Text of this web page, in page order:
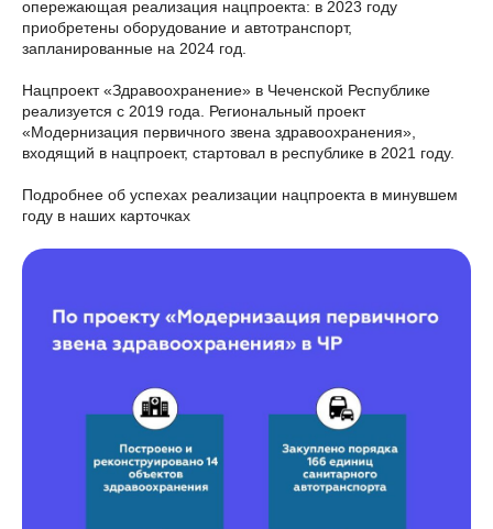
опережающая реализация нацпроекта: в 2023 году
приобретены оборудование и автотранспорт,
запланированные на 2024 год.
Нацпроект «Здравоохранение» в Чеченской Республике
реализуется с 2019 года. Региональный проект
«Модернизация первичного звена здравоохранения»,
входящий в нацпроект, стартовал в республике в 2021 году.
Подробнее об успехах реализации нацпроекта в минувшем
году в наших карточках